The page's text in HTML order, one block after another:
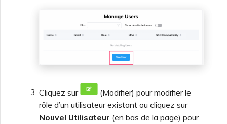
Cliquez sur
(Modifier) pour modifier le
rôle d’un utilisateur existant ou cliquez sur
Nouvel Utilisateur (en bas de la page) pour